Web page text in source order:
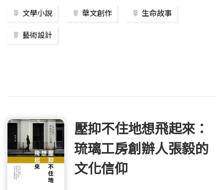
文學小說 華文創作 生命故事
藝術設計
壓抑不住地想飛起來：
琉璃工房創辦人張毅的
文化信仰